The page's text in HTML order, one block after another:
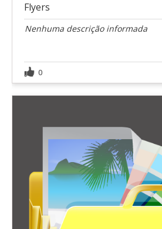
Flyers
Nenhuma descrição informada
0